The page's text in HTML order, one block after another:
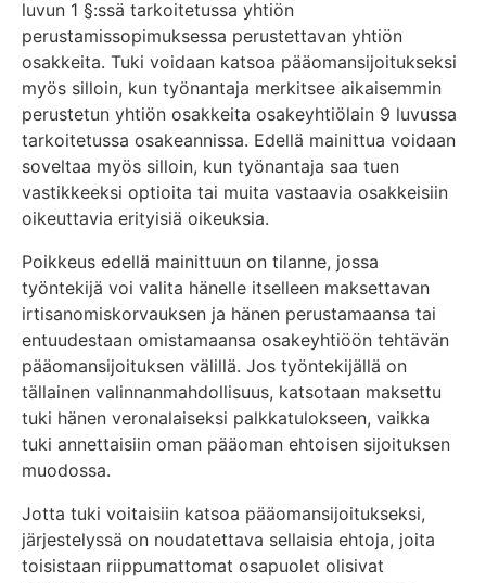
luvun 1 §:ssä tarkoitetussa yhtiön
perustamissopimuksessa perustettavan yhtiön
osakkeita. Tuki voidaan katsoa pääomansijoitukseksi
myös silloin, kun työnantaja merkitsee aikaisemmin
perustetun yhtiön osakkeita osakeyhtiölain 9 luvussa
tarkoitetussa osakeannissa. Edellä mainittua voidaan
soveltaa myös silloin, kun työnantaja saa tuen
vastikkeeksi optioita tai muita vastaavia osakkeisiin
oikeuttavia erityisiä oikeuksia.
Poikkeus edellä mainittuun on tilanne, jossa
työntekijä voi valita hänelle itselleen maksettavan
irtisanomiskorvauksen ja hänen perustamaansa tai
entuudestaan omistamaansa osakeyhtiöön tehtävän
pääomansijoituksen välillä. Jos työntekijällä on
tällainen valinnanmahdollisuus, katsotaan maksettu
tuki hänen veronalaiseksi palkkatulokseen, vaikka
tuki annettaisiin oman pääoman ehtoisen sijoituksen
muodossa.
Jotta tuki voitaisiin katsoa pääomansijoitukseksi,
järjestelyssä on noudatettava sellaisia ehtoja, joita
toisistaan riippumattomat osapuolet olisivat